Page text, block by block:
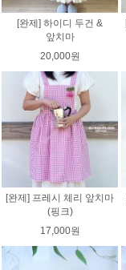
[완제] 하이디 두건 &
앞치마
20,000원
[완제] 프레시 체리 앞치마
(핑크)
17,000원